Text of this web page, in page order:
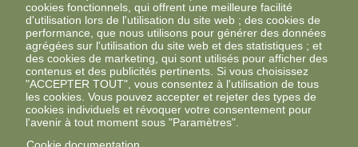
cookies fonctionnels, qui offrent une meilleure facilité
d'utilisation lors de l'utilisation du site web ; des cookies de
performance, que nous utilisons pour générer des données
agrégées sur l'utilisation du site web et des statistiques ; et
des cookies de marketing, qui sont utilisés pour afficher des
contenus et des publicités pertinents. Si vous choisissez
"ACCEPTER TOUT", vous consentez à l'utilisation de tous
les cookies. Vous pouvez accepter et rejeter des types de
cookies individuels et révoquer votre consentement pour
l'avenir à tout moment sous "Paramètres".